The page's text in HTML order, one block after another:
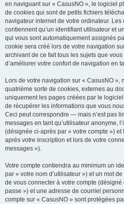
en naviguant sur « CasusNO », le logiciel
de cookies qui sont de petits fichiers
navigateur internet de votre ordinateur.
contiennent qu’un identifiant utilisateur et
qui vous sont automatiquement assignés
cookie sera créé lors de votre navigation
archivant de ce fait tous les sujets que
d’améliorer votre confort de navigation en
Lors de votre navigation sur « CasusNO
quatrième sorte de cookies, externes au
uniquement les pages créées par le
de récupérer les informations que vous
Ceci peut correspondre — mais n’est pas
messages en tant qu’utilisateur anonyme,
(désignée ci-après par « votre compte »)
après votre inscription et lors de votre
messages »).
Votre compte contiendra au minimum un
par « votre nom d’utilisateur ») et un mot
de vous connecter à votre compte
passe ») et une adresse de courriel
compte sur « CasusNO » sont protégées